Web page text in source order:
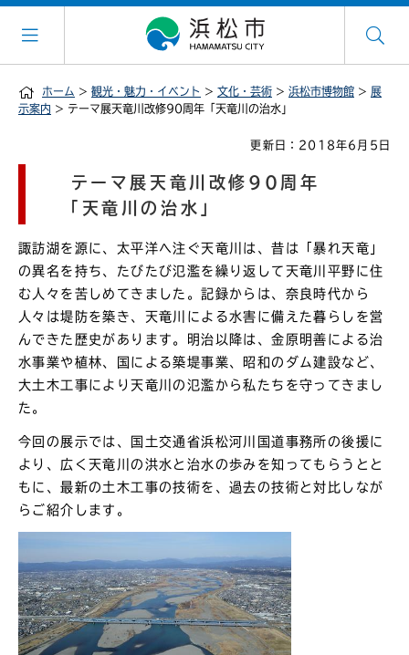
ホーム > 観光・魅力・イベント > 文化・芸術 > 浜松市博物館 > 展
示案内 > テーマ展天竜川改修90周年「天竜川の治水」
更新日：2018年6月5日
テーマ展天竜川改修90周年
「天竜川の治水」
諏訪湖を源に、太平洋へ注ぐ天竜川は、昔は「暴れ天竜」
の異名を持ち、たびたび氾濫を繰り返して天竜川平野に住
む人々を苦しめてきました。記録からは、奈良時代から
人々は堤防を築き、天竜川による水害に備えた暮らしを営
んできた歴史があります。明治以降は、金原明善による治
水事業や植林、国による築堤事業、昭和のダム建設など、
大土木工事により天竜川の氾濫から私たちを守ってきまし
た。
今回の展示では、国土交通省浜松河川国道事務所の後援に
より、広く天竜川の洪水と治水の歩みを知ってもらうとと
もに、最新の土木工事の技術を、過去の技術と対比しなが
らご紹介します。